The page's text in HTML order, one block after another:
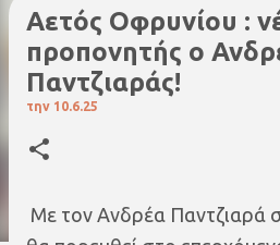
Αετός Οφρυνίου :
προπονητής ο
Παντζιαράς!
την 10.6.25
Με τον Ανδρέα Παντζιαρά